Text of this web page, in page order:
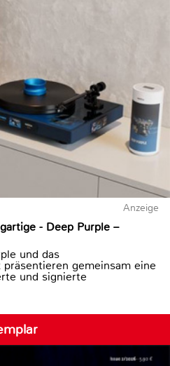
Anzeige
- Deep Purple –
und das
gemeinsam eine
und signierte